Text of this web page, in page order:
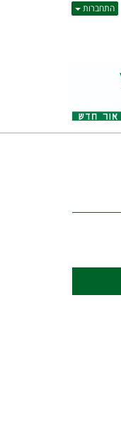
התחברות